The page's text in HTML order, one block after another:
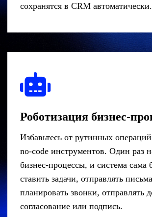
сохранятся в CRM автоматически.
Роботизация бизнес-
Избавьтесь от рутинных
no-code инструментов. Один раз
бизнес-процессы, и система сама
ставить задачи, отправлять
планировать звонки, отправлять
согласование или подпись.